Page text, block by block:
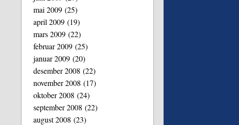
mai 2009 (25)
april 2009 (19)
mars 2009 (22)
februar 2009 (25)
januar 2009 (20)
desember 2008 (22)
november 2008 (17)
oktober 2008 (24)
september 2008 (22)
august 2008 (23)